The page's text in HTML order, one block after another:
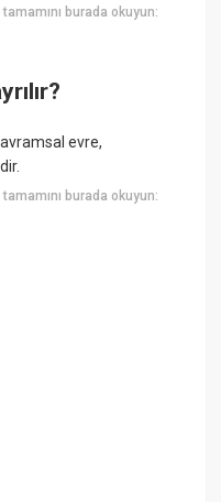
tamamını burada okuyun:
evre,
tamamını burada okuyun: